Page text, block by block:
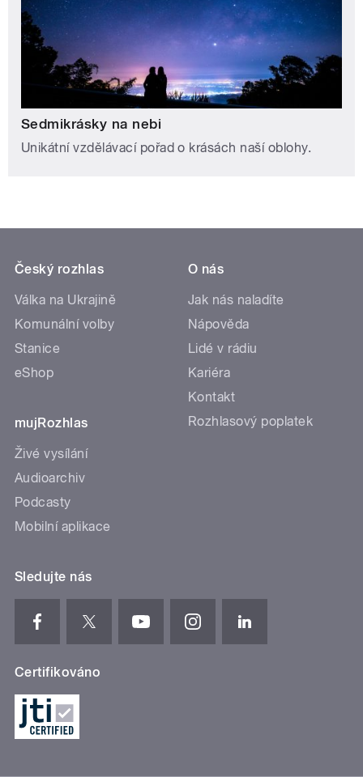
Sedmikrásky na nebi
Unikátní vzdělávací pořad o krásách naší oblohy.
Český rozhlas
Válka na Ukrajině
Komunální volby
Stanice
eShop
mujRozhlas
Živé vysílání
Audioarchiv
Podcasty
Mobilní aplikace
O nás
Jak nás naladíte
Nápověda
Lidé v rádiu
Kariéra
Kontakt
Rozhlasový poplatek
Sledujte nás
Certifikováno